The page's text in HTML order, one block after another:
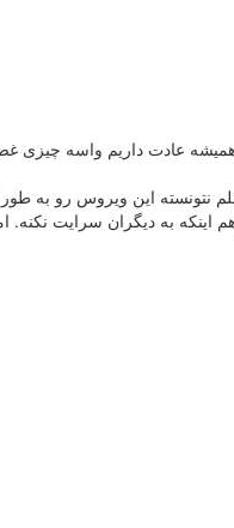
این ویروس رو به
اینکه به دیگران سرایت